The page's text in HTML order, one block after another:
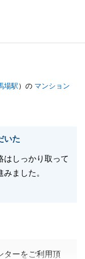
相談いただけれ
願いいたします。
場駅）の マンション
いた
はしっかり取って
ました。
ターをご利用頂